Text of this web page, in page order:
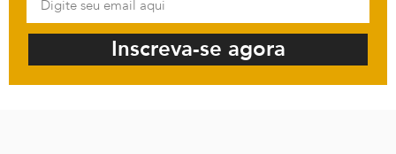
Inscreva-se agora